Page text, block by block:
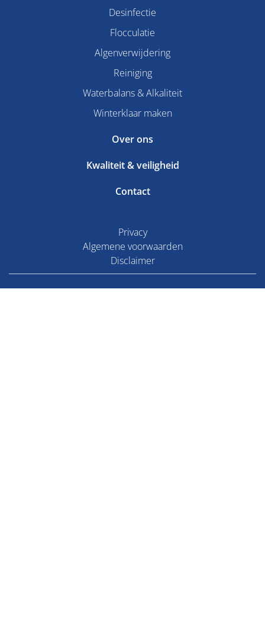
Desinfectie
Flocculatie
Algenverwijdering
Reiniging
Waterbalans & Alkaliteit
Winterklaar maken
Over ons
Kwaliteit & veiligheid
Contact
Privacy
Algemene voorwaarden
Disclaimer